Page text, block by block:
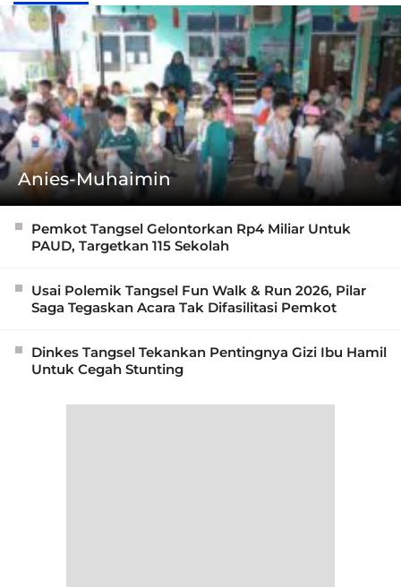
Anies-Muhaimin
Pemkot Tangsel Gelontorkan Rp4 Miliar Untuk
PAUD, Targetkan 115 Sekolah
Usai Polemik Tangsel Fun Walk & Run 2026, Pilar
Saga Tegaskan Acara Tak Difasilitasi Pemkot
Dinkes Tangsel Tekankan Pentingnya Gizi Ibu Hamil
Untuk Cegah Stunting